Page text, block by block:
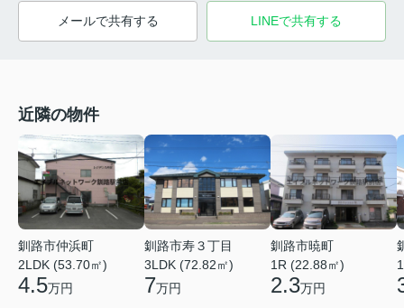
メールで共有する LINEで共有する
近隣の物件
釧路市仲浜町
2LDK (53.70㎡)
4.5万円
釧路市寿３丁目
3LDK (72.82㎡)
7万円
釧路市暁町
1R (22.88㎡)
2.3万円